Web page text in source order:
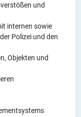
und
internen sowie
Polizei und den
Objekten und